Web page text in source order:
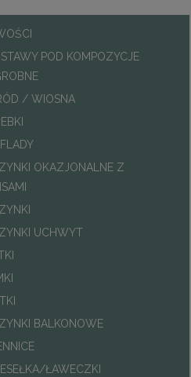
POD KOMPOZYCJE
/ WIOSNA
OKAZJONALNE Z
UCHWYT
BALKONOWE
ŁAWECZKI